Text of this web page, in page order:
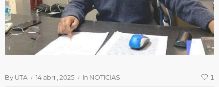
By UTA 14 abril, 2025 In NOTICIAS 1